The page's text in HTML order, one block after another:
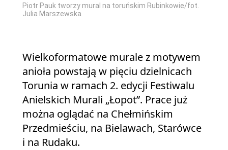
Piotr Pauk tworzy mural na toruńskim Rubinkowie/fot.
Julia Marszewska
Wielkoformatowe murale z motywem
anioła powstają w pięciu dzielnicach
Torunia w ramach 2. edycji Festiwalu
Anielskich Murali „Łopot”. Prace już
można oglądać na Chełmińskim
Przedmieściu, na Bielawach, Starówce
i na Rudaku.